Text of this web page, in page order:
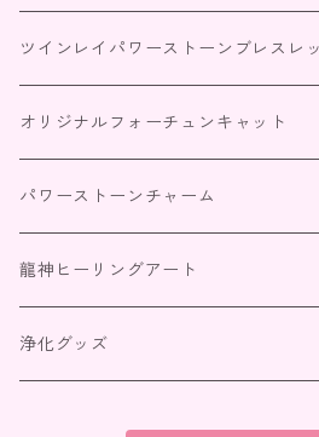
四神獣パワーストーンブレスレット
恋愛・家庭
仕事・商売・目標達成
人間関係
金運・財運
ツインレイパワーストーンブレスレ
出会いを引き寄せる
サイレント期間
統合（パートナーとの絆）
オリジナルフォーチュンキャット
パワーストーンチャーム
龍神ヒーリングアート
浄化グッズ